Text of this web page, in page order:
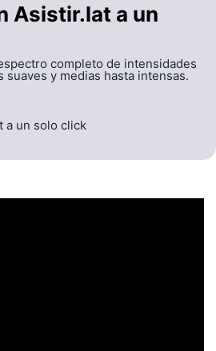
Asistir.lat a un
completo de intensidades
suaves y medias hasta intensas.
a un solo click